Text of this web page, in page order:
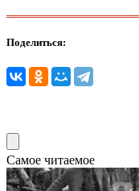
Поделиться:
Самое читаемое